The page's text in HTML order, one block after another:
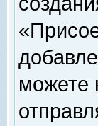
можете